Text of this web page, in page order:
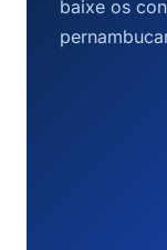
baixe os